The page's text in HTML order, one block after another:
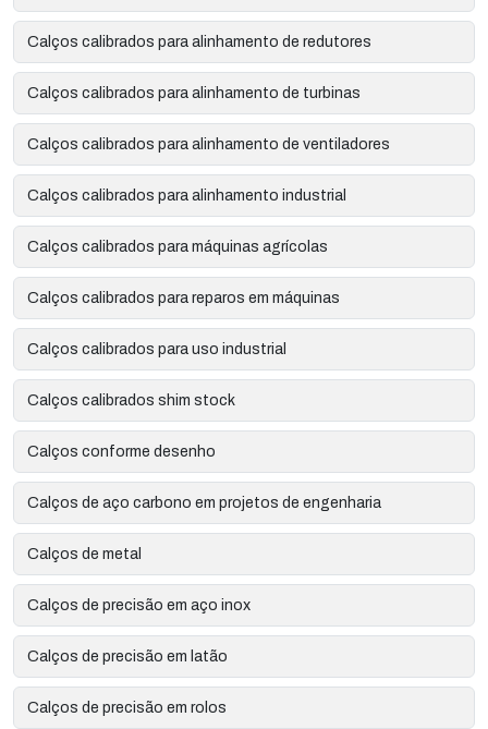
Calços calibrados para alinhamento de redutores
Calços calibrados para alinhamento de turbinas
Calços calibrados para alinhamento de ventiladores
Calços calibrados para alinhamento industrial
Calços calibrados para máquinas agrícolas
Calços calibrados para reparos em máquinas
Calços calibrados para uso industrial
Calços calibrados shim stock
Calços conforme desenho
Calços de aço carbono em projetos de engenharia
Calços de metal
Calços de precisão em aço inox
Calços de precisão em latão
Calços de precisão em rolos